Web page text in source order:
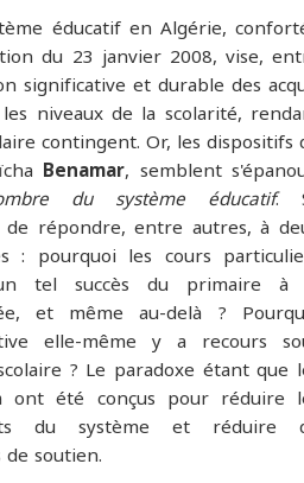
éducatif en Algérie,
du 23 janvier 2008, vise,
significative et durable des
niveaux de la scolarité,
contingent. Or, les dispositifs
Benamar, semblent
du système éducatif.
répondre, entre autres, à
: pourquoi les cours
tel succès du primaire à
et même au-delà ?
elle-même y a recours
? Le paradoxe étant que
ont été conçus pour réduire
du système et réduire
de soutien.